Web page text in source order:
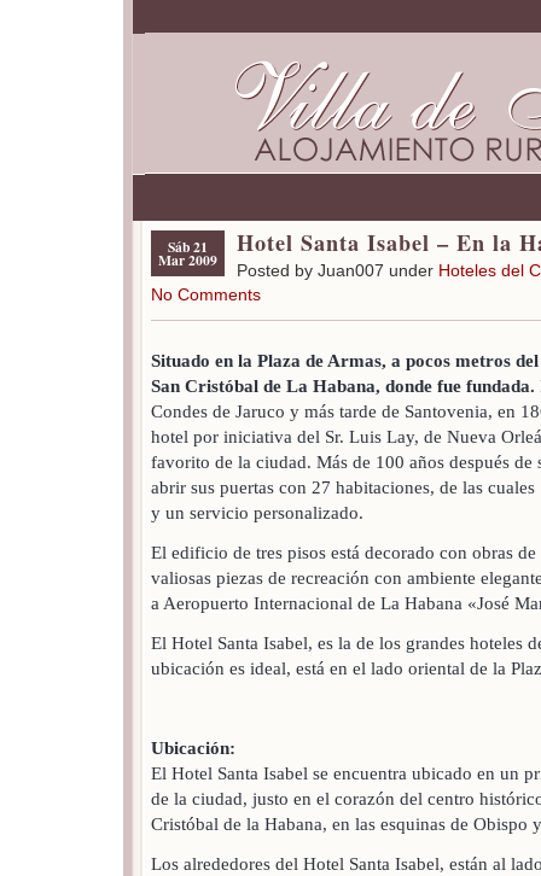
Sáb 21
Mar 2009
Hotel Santa Isabel – En la
Posted by Juan007 under Hoteles del
No Comments
Situado en la Plaza de Armas, a pocos metros
San Cristóbal de La Habana, donde fue fundada.
Condes de Jaruco y más tarde de Santovenia, en
hotel por iniciativa del Sr. Luis Lay, de Nueva
favorito de la ciudad. Más de 100 años después
abrir sus puertas con 27 habitaciones, de las
y un servicio personalizado.
El edificio de tres pisos está decorado con obras
valiosas piezas de recreación con ambiente
a Aeropuerto Internacional de La Habana «José
El Hotel Santa Isabel, es la de los grandes hoteles
ubicación es ideal, está en el lado oriental de la
Ubicación:
El Hotel Santa Isabel se encuentra ubicado en un
de la ciudad, justo en el corazón del centro
Cristóbal de la Habana, en las esquinas de Obispo
Los alrededores del Hotel Santa Isabel, están al